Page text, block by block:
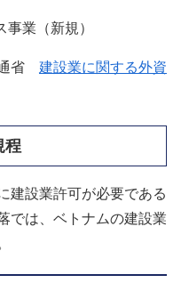
業（新規）
省 建設業に関する外資
程
建設業許可が必要である
では、ベトナムの建設業